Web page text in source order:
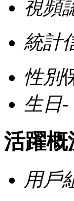
視頻
統計
性別
生日-
活躍概
用戶